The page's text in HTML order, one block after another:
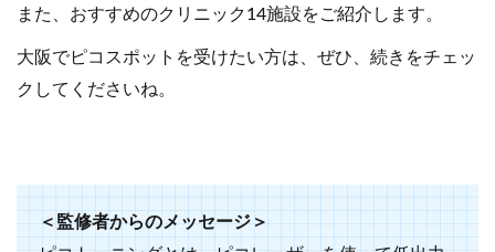
また、おすすめのクリニック14施設をご紹介します。
大阪でピコスポットを受けたい方は、ぜひ、続きをチェッ
クしてくださいね。
＜監修者からのメッセージ＞